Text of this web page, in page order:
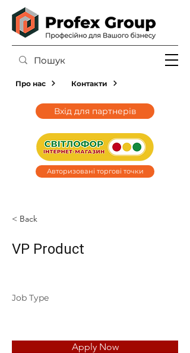
Про нас Контакти
Вхід для партнерів
Авторизовані торгові точки
< Back
VP Product
Job Type
Apply Now